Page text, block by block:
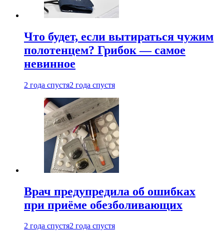
Что будет, если вытираться чужим
полотенцем? Грибок — самое
невинное
2 года спустя2 года спустя
Врач предупредила об ошибках
при приëме обезболивающих
2 года спустя2 года спустя